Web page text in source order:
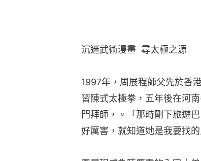
回想起那段練武的日子，他
練習兩個月深造，「一點都
熱愛，就不會拆十多小時——